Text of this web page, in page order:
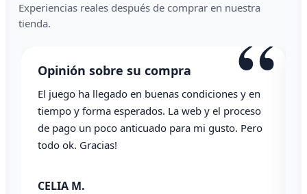
Experiencias reales después de comprar en nuestra
tienda.
“
Opinión sobre su compra
El juego ha llegado en buenas condiciones y en
tiempo y forma esperados. La web y el proceso
de pago un poco anticuado para mi gusto. Pero
todo ok. Gracias!
CELIA M.